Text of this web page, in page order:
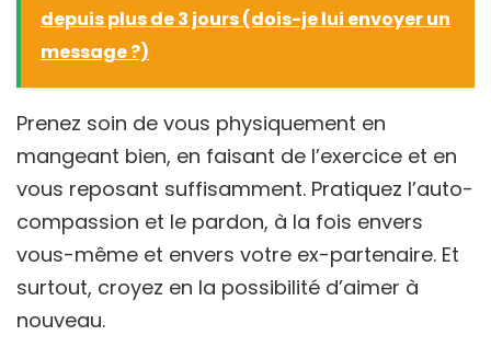
depuis plus de 3 jours (dois-je lui envoyer un
message ?)
Prenez soin de vous physiquement en
mangeant bien, en faisant de l’exercice et en
vous reposant suffisamment. Pratiquez l’auto-
compassion et le pardon, à la fois envers
vous-même et envers votre ex-partenaire. Et
surtout, croyez en la possibilité d’aimer à
nouveau.